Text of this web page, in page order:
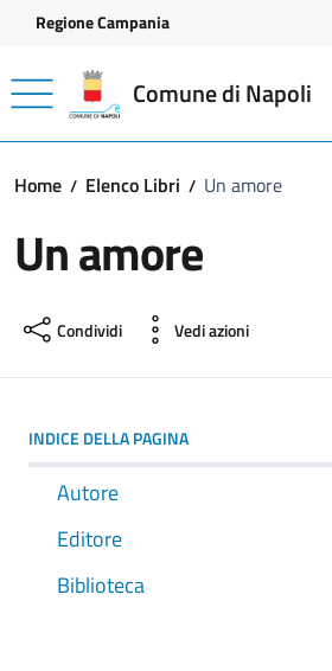
Vai ai contenuti
Vai al footer
Regione Campania
Comune di Napoli
Home Elenco Libri Un amore
Un amore
Condividi Vedi azioni
INDICE DELLA PAGINA
Autore
Editore
Biblioteca